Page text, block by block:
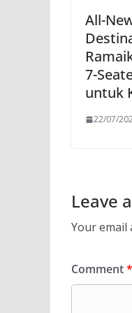
All-
7-
untuk
22/07/
Leave
Your email
Comment*